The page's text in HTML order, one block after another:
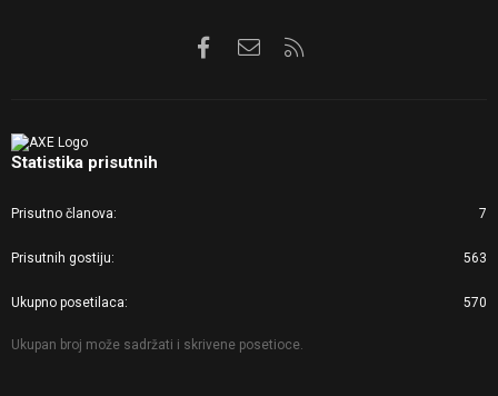
FacebookKontaktirajte nas
Statistika prisutnih
Prisutno članova 7
Prisutnih gostiju 563
Ukupno posetilaca 570
Ukupan broj može sadržati i skrivene posetioce.